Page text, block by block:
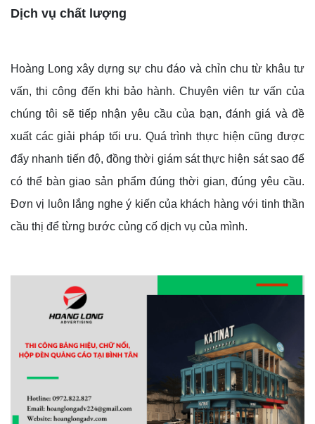
Dịch vụ chất lượng
Hoàng Long xây dựng sự chu đáo và chỉn chu từ khâu tư
vấn, thi công đến khi bảo hành. Chuyên viên tư vấn của
chúng tôi sẽ tiếp nhận yêu cầu của bạn, đánh giá và đề
xuất các giải pháp tối ưu. Quá trình thực hiện cũng được
đẩy nhanh tiến độ, đồng thời giám sát thực hiện sát sao để
có thể bàn giao sản phẩm đúng thời gian, đúng yêu cầu.
Đơn vị luôn lắng nghe ý kiến của khách hàng với tinh thần
cầu thị để từng bước củng cố dịch vụ của mình.